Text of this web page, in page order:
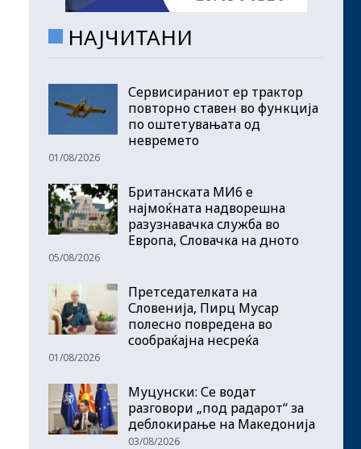
НАЈЧИТАНИ
Сервисираниот ер трактор
повторно ставен во функција
по оштетувањата од
невремето
01/08/2026
Британската МИ6 е
најмоќната надворешна
разузнавачка служба во
Европа, Словачка на дното
05/08/2026
Претседателката на
Словенија, Пирц Мусар
полесно повредена во
сообраќајна несреќа
01/08/2026
Муцунски: Се водат
разговори „под радарот“ за
деблокирање на Македонија
03/08/2026